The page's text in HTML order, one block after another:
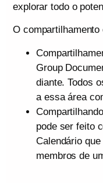
explorar todo o
O
Group
diante. Todos
a essa área
pode ser feito
Calendário
membros de